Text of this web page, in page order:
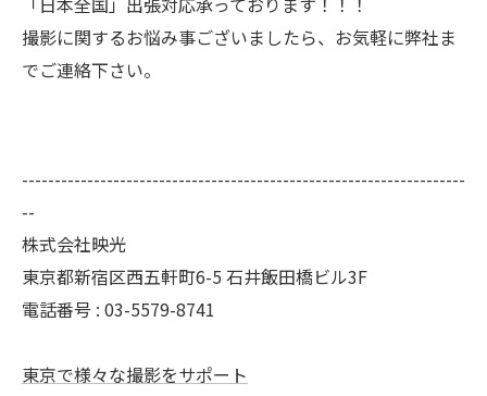
撮影に関するお悩み事ございましたら、お気軽に弊社ま
でご連絡下さい。
--------------------------------------------------------------------
--
株式会社映光
東京都新宿区西五軒町6-5 石井飯田橋ビル3F
電話番号 : 03-5579-8741
東京で様々な撮影をサポート